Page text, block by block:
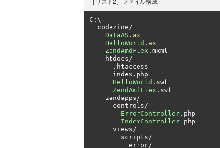
C : \
  codezine
/
DataAS . as
HelloWorld . as
ZendAmdFlex . mxml
    htdocs
/
. htaccess
      index
. php
HelloWorld . swf
ZendAmfFlex . swf
    zendapps
/
      controls
/
ErrorController . php
IndexController . php
      views
/
        scripts
/
          error
/